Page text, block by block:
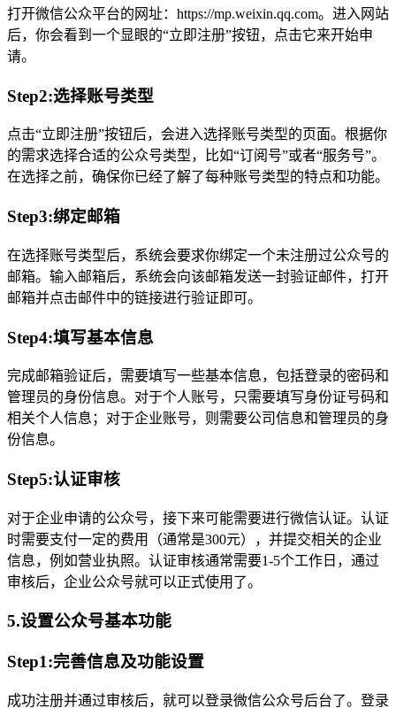
打开微信公众平台的网址：https://mp.weixin.qq.com。进入网站
后，你会看到一个显眼的“立即注册”按钮，点击它来开始申
请。
Step2:选择账号类型
点击“立即注册”按钮后，会进入选择账号类型的页面。根据你
的需求选择合适的公众号类型，比如“订阅号”或者“服务号”。
在选择之前，确保你已经了解了每种账号类型的特点和功能。
Step3:绑定邮箱
在选择账号类型后，系统会要求你绑定一个未注册过公众号的
邮箱。输入邮箱后，系统会向该邮箱发送一封验证邮件，打开
邮箱并点击邮件中的链接进行验证即可。
Step4:填写基本信息
完成邮箱验证后，需要填写一些基本信息，包括登录的密码和
管理员的身份信息。对于个人账号，只需要填写身份证号码和
相关个人信息；对于企业账号，则需要公司信息和管理员的身
份信息。
Step5:认证审核
对于企业申请的公众号，接下来可能需要进行微信认证。认证
时需要支付一定的费用（通常是300元），并提交相关的企业
信息，例如营业执照。认证审核通常需要1-5个工作日，通过
审核后，企业公众号就可以正式使用了。
5.设置公众号基本功能
Step1:完善信息及功能设置
成功注册并通过审核后，就可以登录微信公众号后台了。登录